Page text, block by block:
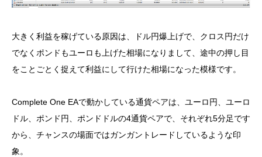
大きく利益を稼げている原因は、ドル円爆上げで、クロス円だけ
でなくポンドもユーロも上げた相場になりまして、途中の押し目
をことごとく捉えて利益にして行けた相場になった模様です。
Complete One EAで動かしている通貨ペアは、ユーロ円、ユーロ
ドル、ポンド円、ポンドドルの4通貨ペアで、それぞれ5分足です
から、チャンスの場面ではガンガントレードしているような印
象。